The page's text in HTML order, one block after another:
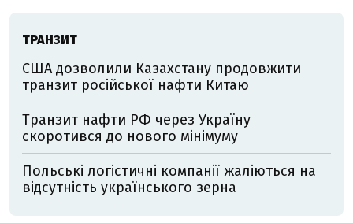
ТРАНЗИТ
США дозволили Казахстану продовжити
транзит російської нафти Китаю
Транзит нафти РФ через Україну
скоротився до нового мінімуму
Польські логістичні компанії жаліються на
відсутність українського зерна